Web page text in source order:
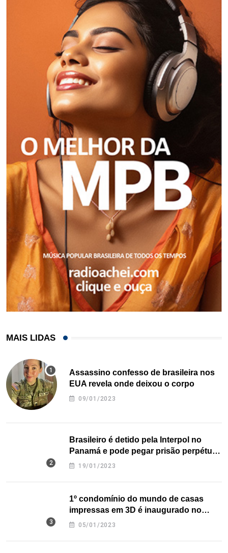
MAIS LIDAS
Assassino confesso de brasileira nos
EUA revela onde deixou o corpo
09/01/2023
Brasileiro é detido pela Interpol no
Panamá e pode pegar prisão perpétua
nos EUA
19/01/2023
1º condomínio do mundo de casas
impressas em 3D é inaugurado no
Texas
05/01/2023